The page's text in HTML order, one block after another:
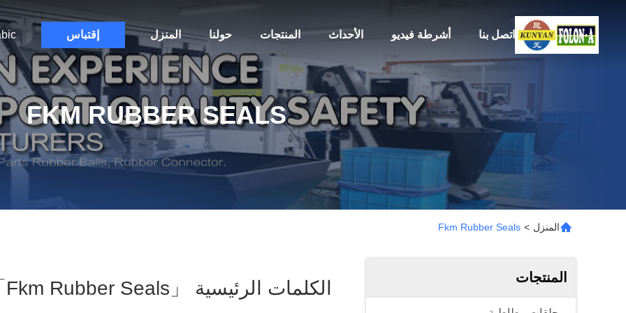
المنزل حولنا المنتجات الأحداث أشرطة فيديو اتصل بنا إقتباس
FKM RUBBER SEALS
المنزل >
Fkm Rubber Seals
المنتجات الكلمات الرئيسية 「fkm Rubber Seals」 مباراة 119 المنتجات